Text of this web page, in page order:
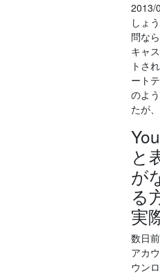
2013/
しょ
問な
キャ
トさ
ート
のよ
たが
と
が
る
実
数日
アカ
ウン